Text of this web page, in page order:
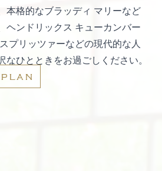
本格的なブラッディ マリーなど
ヘンドリックス キューカンバー
プリッツァーなどの現代的な人
なひとときをお過ごしください。